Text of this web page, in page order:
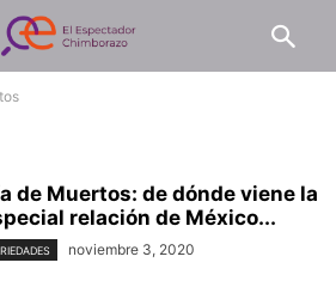
de Muertos: de dónde viene la
relación de México...
noviembre 3, 2020